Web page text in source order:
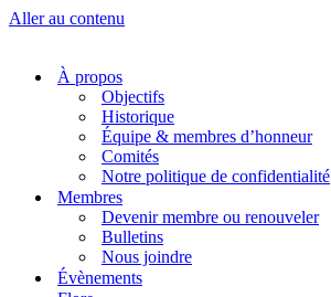
Aller au contenu
À propos
Objectifs
Historique
Équipe & membres d’honneur
Comités
Notre politique de confidentialité
Membres
Devenir membre ou renouveler
Bulletins
Nous joindre
Évènements